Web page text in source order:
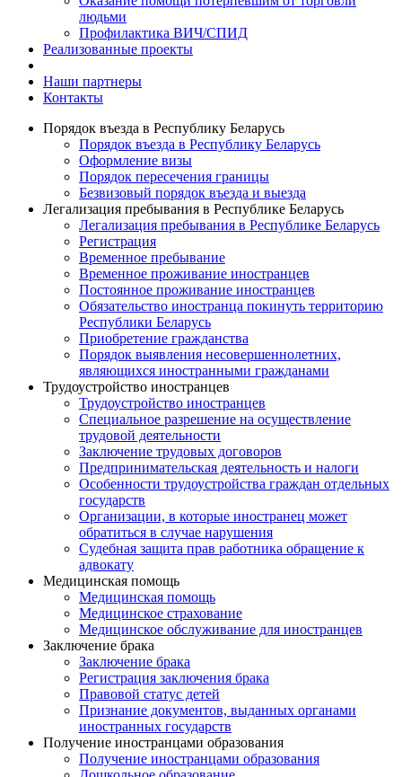
людьми
Профилактика ВИЧ/СПИД
Реализованные проекты
Наши партнеры
Контакты
Порядок въезда в Республику Беларусь
Порядок въезда в Республику Беларусь
Оформление визы
Порядок пересечения границы
Безвизовый порядок въезда и выезда
Легализация пребывания в Республике Беларусь
Легализация пребывания в Республике Беларусь
Регистрация
Временное пребывание
Временное проживание иностранцев
Постоянное проживание иностранцев
Обязательство иностранца покинуть территорию
Республики Беларусь
Приобретение гражданства
Порядок выявления несовершеннолетних,
являющихся иностранными гражданами
Трудоустройство иностранцев
Трудоустройство иностранцев
Специальное разрешение на осуществление
трудовой деятельности
Заключение трудовых договоров
Предпринимательская деятельность и налоги
Особенности трудоустройства граждан отдельных
государств
Организации, в которые иностранец может
обратиться в случае нарушения
Судебная защита прав работника обращение к
адвокату
Медицинская помощь
Медицинская помощь
Медицинское страхование
Медицинское обслуживание для иностранцев
Заключение брака
Заключение брака
Регистрация заключения брака
Правовой статус детей
Признание документов, выданных органами
иностранных государств
Получение иностранцами образования
Получение иностранцами образования